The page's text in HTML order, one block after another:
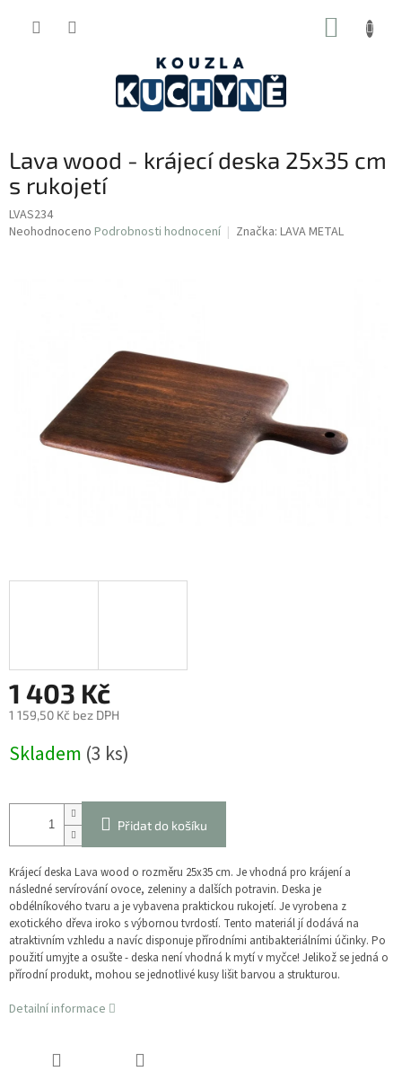
Lava wood - krájecí deska 25x35 cm
s rukojetí
LVAS234
Průměrné
Neohodnoceno Podrobnosti hodnocení Značka: LAVA METAL
1 403 Kč
1 159,50 Kč bez DPH
cena:
Skladem (3 ks)
Přidat do košíku
Krájecí deska Lava wood o rozměru 25x35 cm. Je vhodná pro krájení a
následné servírování ovoce, zeleniny a dalších potravin. Deska je
obdélníkového tvaru a je vybavena praktickou rukojetí. Je vyrobena z
exotického dřeva iroko s výbornou tvrdostí. Tento materiál jí dodává na
atraktivním vzhledu a navíc disponuje přírodními antibakteriálními účinky. Po
použití umyjte a osušte - deska není vhodná k mytí v myčce! Jelikož se jedná o
přírodní produkt, mohou se jednotlivé kusy lišit barvou a strukturou.
Detailní informace